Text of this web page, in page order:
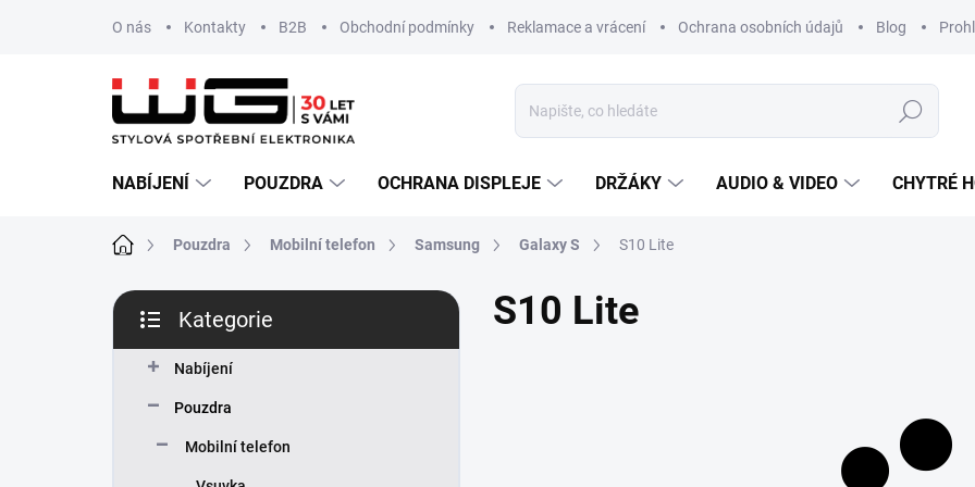
O nás Kontakty B2B Obchodní podmínky Reklamace a vrácení Ochrana osobních údajů Blog
Hledat
NABÍJENÍ POUZDRA OCHRANA DISPLEJE DRŽÁKY AUDIO & VIDEO CHYTRÉ
Domů Pouzdra Mobilní telefon Samsung Galaxy S S10 Lite
P
s
kategorie
Kategorie
Nabíjení
Pouzdra
Mobilní telefon
S10 Lite